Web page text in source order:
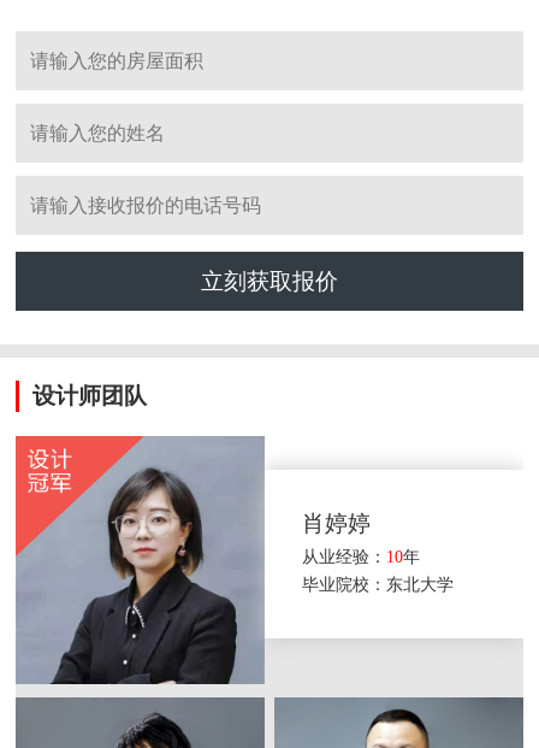
立刻获取报价
设计师团队
肖婷婷
从业经验： 10年
毕业院校：东北大学